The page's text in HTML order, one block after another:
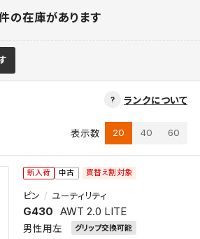
の在庫があります
ランクについて
表示数 20 40 60
新入荷 中古 買替え割対象
ピン ユーティリティ
G430 AWT 2.0 LITE
男性用左 グリップ交換可能